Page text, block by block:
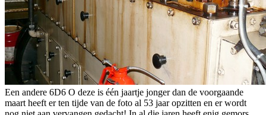
Een andere 6D6 O deze is één jaartje jonger dan de voorgaande
maart heeft er ten tijde van de foto al 53 jaar opzitten en er wordt